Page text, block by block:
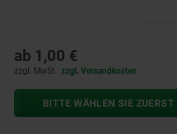
ab 1,00 €
zzgl. MwSt. zzgl. Versandkosten
BITTE WÄHLEN SIE